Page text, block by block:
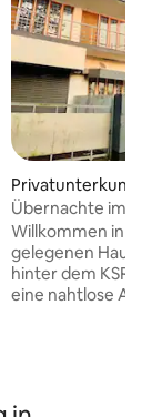
Bewertung:
Privatunterkunft
voor
Übernachte im
Perumbavoor
Willkommen in
gelegenen Haus
hinter dem
eine nahtlose
unsere